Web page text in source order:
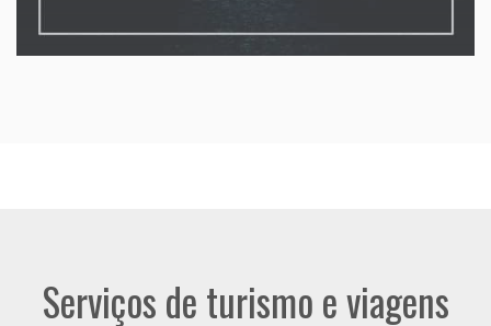
Serviços de turismo e viagens